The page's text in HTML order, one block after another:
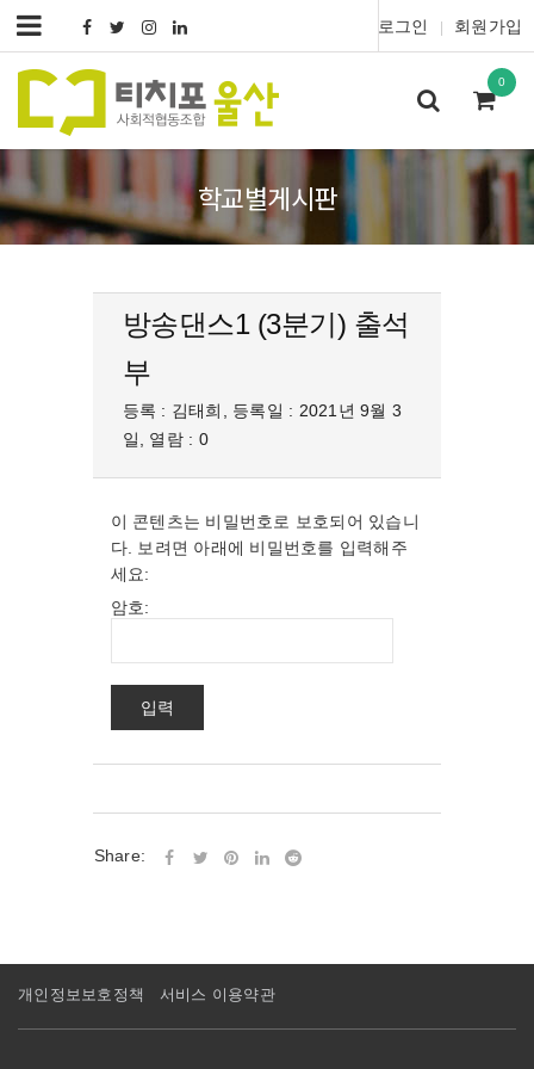
로그인 회원가입
0
학교별게시판
방송댄스1 (3분기) 출석
부
등록 : 김태희, 등록일 : 2021년 9월 3
일, 열람 : 0
이 콘텐츠는 비밀번호로 보호되어 있습니
다. 보려면 아래에 비밀번호를 입력해주
세요:
암호:
Share:
개인정보보호정책 서비스 이용약관